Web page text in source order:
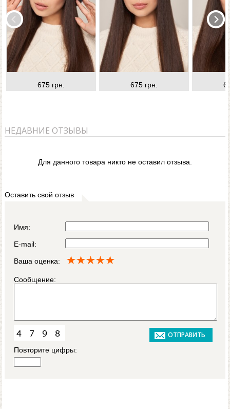
675 грн. 675 грн.
НЕДАВНИЕ ОТЗЫВЫ
Для данного товара никто не оставил отзыва.
Оставить свой отзыв
Имя:
E-mail:
Ваша оценка:
Сообщение:
Повторите цифры: